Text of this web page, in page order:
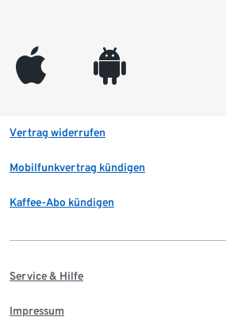
appleinc android
Vertrag widerrufen
Mobilfunkvertrag kündigen
Kaffee-Abo kündigen
Service & Hilfe
Impressum